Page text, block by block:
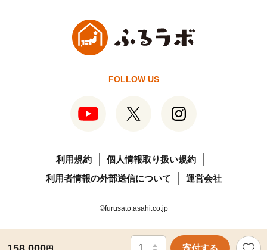
寄付する
FOLLOW US
利用規約
個人情報取り扱い規約
利用者情報の外部送信について
運営会社
©furusato.asahi.co.jp